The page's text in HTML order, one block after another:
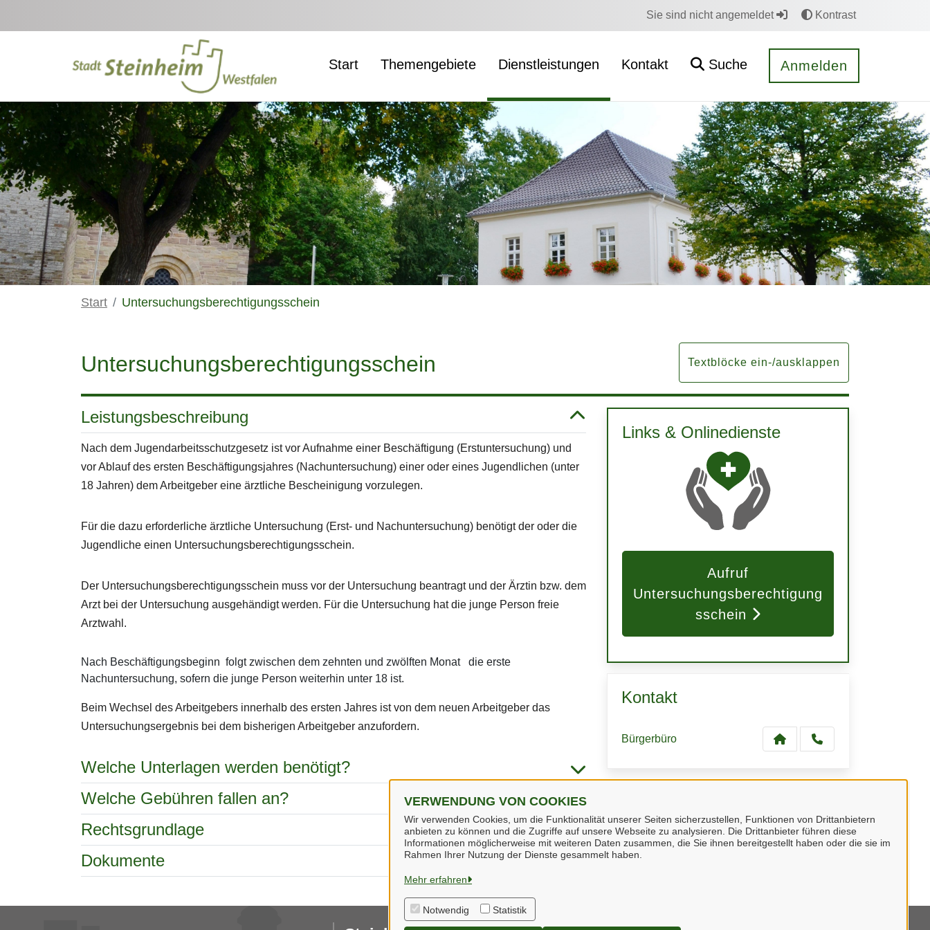
VERWENDUNG VON COOKIES
Wir verwenden Cookies, um die Funktionalität unserer Seiten sicherzustellen, Funktionen von Drittanbietern
anbieten zu können und die Zugriffe auf unsere Webseite zu analysieren. Die Drittanbieter führen diese
Informationen möglicherweise mit weiteren Daten zusammen, die Sie ihnen bereitgestellt haben oder die sie im
Rahmen Ihrer Nutzung der Dienste gesammelt haben.
Mehr erfahren
Notwendig Statistik
Sie sind nicht angemeldet Kontrast
Start Themengebiete Dienstleistungen Kontakt Suche Anmelden
Start Untersuchungsberechtigungsschein
Untersuchungsberechtigungsschein Textblöcke ein-/ausklappen
Leistungsbeschreibung
Nach dem Jugendarbeitsschutzgesetz ist vor Aufnahme einer Beschäftigung (Erstuntersuchung) und
vor Ablauf des ersten Beschäftigungsjahres (Nachuntersuchung) einer oder eines Jugendlichen (unter
18 Jahren) dem Arbeitgeber eine ärztliche Bescheinigung vorzulegen.
Für die dazu erforderliche ärztliche Untersuchung (Erst- und Nachuntersuchung) benötigt der oder die
Jugendliche einen Untersuchungsberechtigungsschein.
Der Untersuchungsberechtigungsschein muss vor der Untersuchung beantragt und der Ärztin bzw. dem
Arzt bei der Untersuchung ausgehändigt werden. Für die Untersuchung hat die junge Person freie
Arztwahl.
Nach Beschäftigungsbeginn folgt zwischen dem zehnten und zwölften Monat die erste
Nachuntersuchung, sofern die junge Person weiterhin unter 18 ist.
Beim Wechsel des Arbeitgebers innerhalb des ersten Jahres ist von dem neuen Arbeitgeber das
Untersuchungsergebnis bei dem bisherigen Arbeitgeber anzufordern.
Welche Unterlagen werden benötigt?
Welche Gebühren fallen an?
Rechtsgrundlage
Dokumente
Links & Onlinedienste
Aufruf
Untersuchungsberechtigung
sschein
Kontakt
Bürgerbüro
Sachbearbeiter/in
Frau Bese